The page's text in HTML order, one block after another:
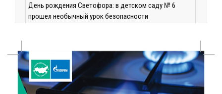
День рождения Светофора: в детском саду № 6
прошел необычный урок безопасности
В Твери пройдёт дополнительный день приёма в
колледжи